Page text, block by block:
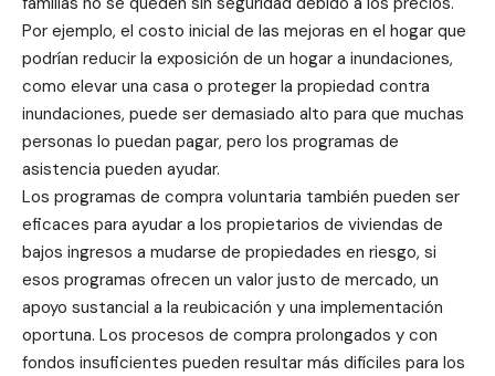
Por ejemplo, el costo inicial de las mejoras en el hogar que
podrían reducir la exposición de un hogar a inundaciones,
como elevar una casa o proteger la propiedad contra
inundaciones, puede ser demasiado alto para que muchas
personas lo puedan pagar, pero los programas de
asistencia pueden ayudar.
Los programas de compra voluntaria también pueden ser
eficaces para ayudar a los propietarios de viviendas de
bajos ingresos a mudarse de propiedades en riesgo, si
esos programas ofrecen un valor justo de mercado, un
apoyo sustancial a la reubicación y una implementación
oportuna. Los procesos de compra prolongados y con
fondos insuficientes pueden resultar más difíciles para los